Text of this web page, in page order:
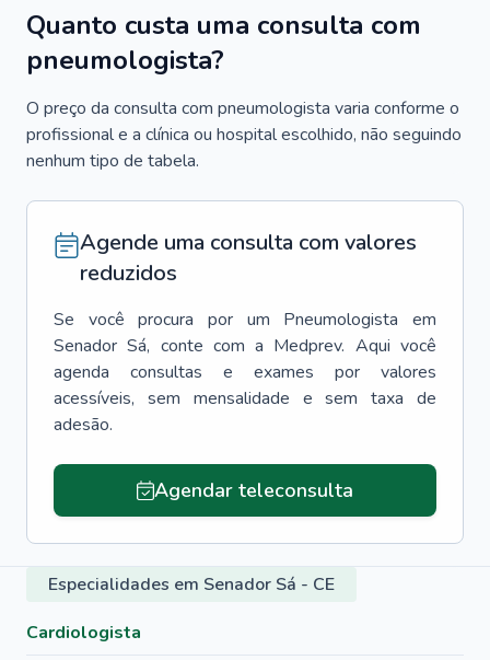
Quanto custa uma consulta com
pneumologista?
O preço da consulta com pneumologista varia conforme o
profissional e a clínica ou hospital escolhido, não seguindo
nenhum tipo de tabela.
Agende uma consulta com valores
reduzidos
Se você procura por um Pneumologista
em
Senador Sá, conte com a Medprev. Aqui você
agenda consultas e exames por valores
acessíveis, sem mensalidade e sem taxa de
adesão.
Agendar teleconsulta
Especialidades em Senador Sá - CE
Cardiologista